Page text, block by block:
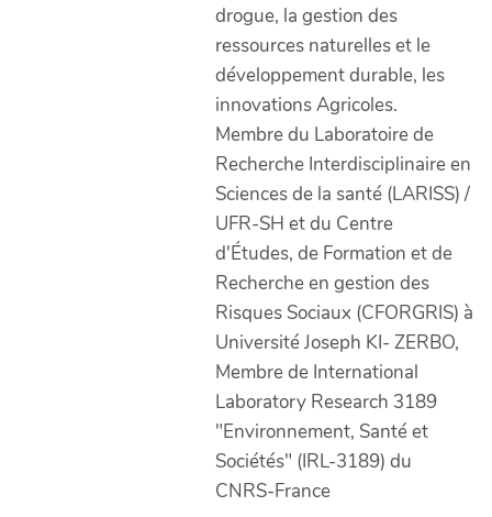
drogue, la gestion des
ressources naturelles et le
développement durable, les
innovations Agricoles.
Membre du Laboratoire de
Recherche Interdisciplinaire en
Sciences de la santé (LARISS) /
UFR-SH et du Centre
d'Études, de Formation et de
Recherche en gestion des
Risques Sociaux (CFORGRIS) à
Université Joseph KI- ZERBO,
Membre de International
Laboratory Research 3189
"Environnement, Santé et
Sociétés" (IRL-3189) du
CNRS-France